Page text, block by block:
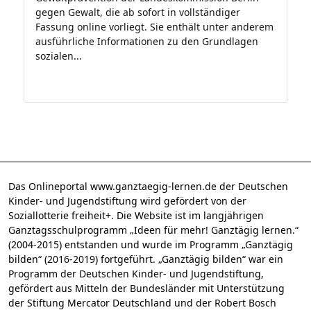
gegen Gewalt, die ab sofort in vollständiger
Fassung online vorliegt. Sie enthält unter anderem
ausführliche Informationen zu den Grundlagen
sozialen...
Das Onlineportal www.ganztaegig-lernen.de der Deutschen
Kinder- und Jugendstiftung wird gefördert von der
Soziallotterie freiheit+. Die Website ist im langjährigen
Ganztagsschulprogramm „Ideen für mehr! Ganztägig lernen.“
(2004-2015) entstanden und wurde im Programm „Ganztägig
bilden“ (2016-2019) fortgeführt. „Ganztägig bilden“ war ein
Programm der Deutschen Kinder- und Jugendstiftung,
gefördert aus Mitteln der Bundesländer mit Unterstützung
der Stiftung Mercator Deutschland und der Robert Bosch